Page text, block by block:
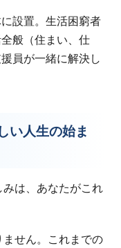
に設置。生活困窮者
般（住まい、仕
員が一緒に解決し
い人生の始ま
みは、あなたがこれ
せん。これまでの